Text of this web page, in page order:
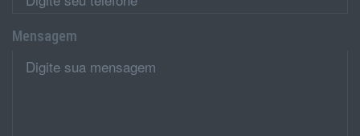
Mensagem